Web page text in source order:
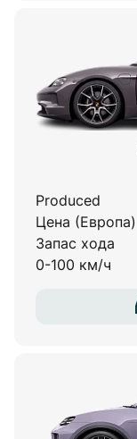
Produced
Цена (Европа)
Запас хода
0-100 км/ч